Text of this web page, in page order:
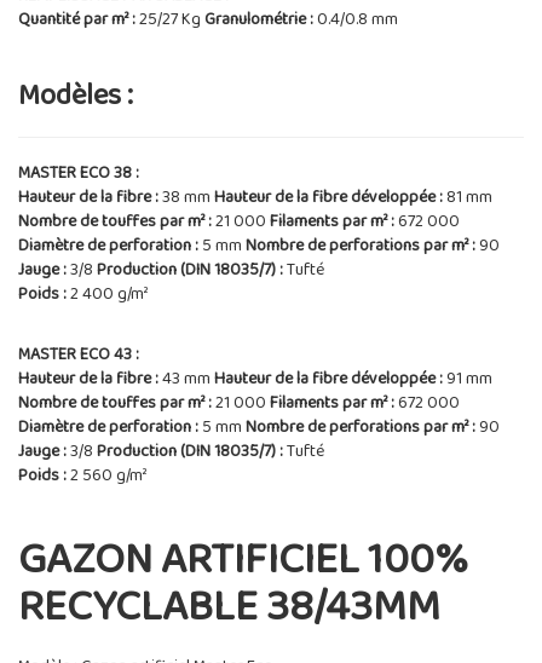
Quantité par m² :25/27 KgGranulométrie :0.4/0.8 mm
Modèles :
MASTER ECO 38 :
Hauteur de la fibre :38 mmHauteur de la fibre développée :81 mm
Nombre de touffes par m² :21 000Filaments par m² :672 000
Diamètre de perforation :5 mmNombre de perforations par m² :90
Jauge :3/8Production (DIN 18035/7) :Tufté
Poids :2 400 g/m²
MASTER ECO 43 :
Hauteur de la fibre :43 mmHauteur de la fibre développée :91 mm
Nombre de touffes par m² :21 000Filaments par m² :672 000
Diamètre de perforation :5 mmNombre de perforations par m² :90
Jauge :3/8Production (DIN 18035/7) :Tufté
Poids :2 560 g/m²
GAZON ARTIFICIEL 100%
RECYCLABLE 38/43MM